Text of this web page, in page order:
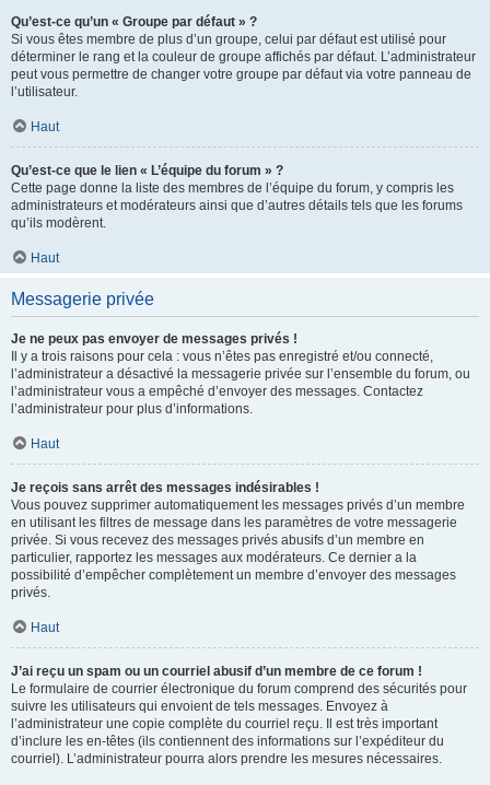
Qu’est-ce qu’un « Groupe par défaut » ?
Si vous êtes membre de plus d’un groupe, celui par défaut est utilisé pour
déterminer le rang et la couleur de groupe affichés par défaut. L’administrateur
peut vous permettre de changer votre groupe par défaut via votre panneau de
l’utilisateur.
Haut
Qu’est-ce que le lien « L’équipe du forum » ?
Cette page donne la liste des membres de l’équipe du forum, y compris les
administrateurs et modérateurs ainsi que d’autres détails tels que les forums
qu’ils modèrent.
Haut
Messagerie privée
Je ne peux pas envoyer de messages privés !
Il y a trois raisons pour cela : vous n’êtes pas enregistré et/ou connecté,
l’administrateur a désactivé la messagerie privée sur l’ensemble du forum, ou
l’administrateur vous a empêché d’envoyer des messages. Contactez
l’administrateur pour plus d’informations.
Haut
Je reçois sans arrêt des messages indésirables !
Vous pouvez supprimer automatiquement les messages privés d’un membre
en utilisant les filtres de message dans les paramètres de votre messagerie
privée. Si vous recevez des messages privés abusifs d’un membre en
particulier, rapportez les messages aux modérateurs. Ce dernier a la
possibilité d’empêcher complètement un membre d’envoyer des messages
privés.
Haut
J’ai reçu un spam ou un courriel abusif d’un membre de ce forum !
Le formulaire de courrier électronique du forum comprend des sécurités pour
suivre les utilisateurs qui envoient de tels messages. Envoyez à
l’administrateur une copie complète du courriel reçu. Il est très important
d’inclure les en-têtes (ils contiennent des informations sur l’expéditeur du
courriel). L’administrateur pourra alors prendre les mesures nécessaires.